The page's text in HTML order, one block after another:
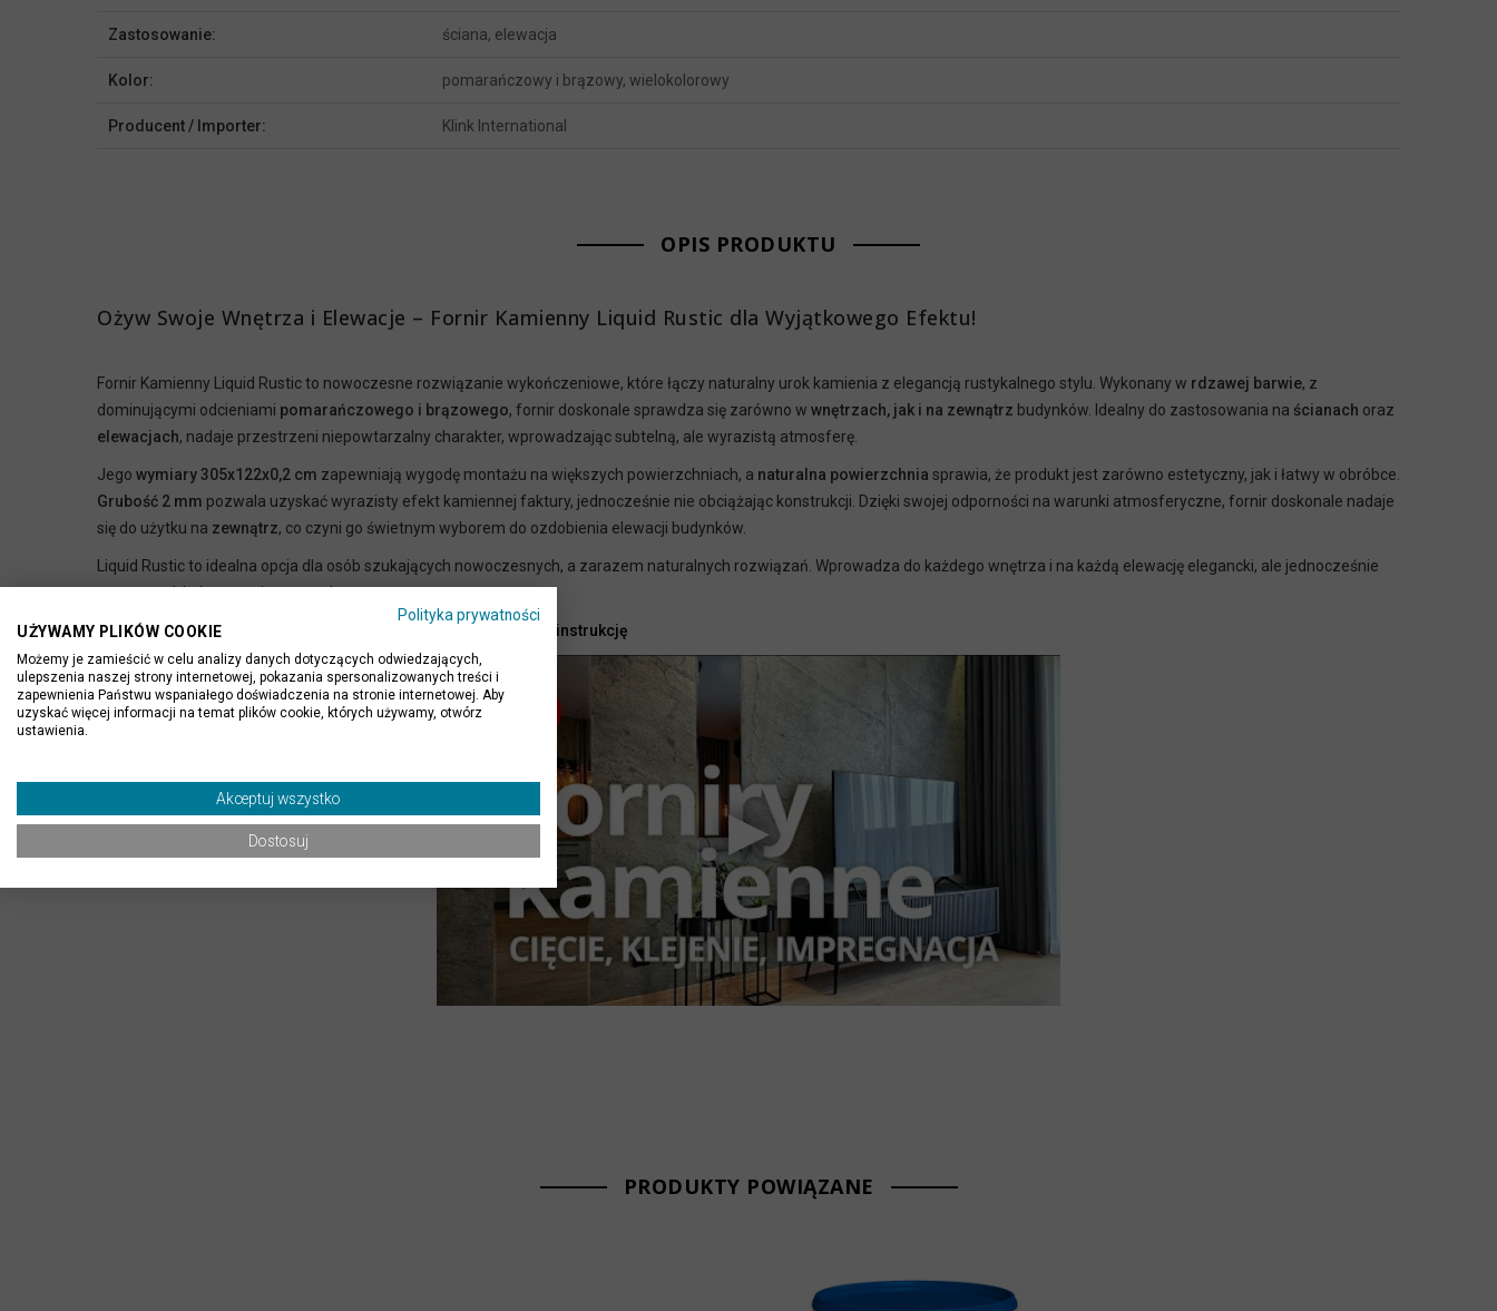
Zastosowanie: ściana, elewacja
Kolor: pomarańczowy i brązowy, wielokolorowy
Producent / Importer: Klink International
OPIS PRODUKTU
Ożyw Swoje Wnętrza i Elewacje – Fornir Kamienny Liquid Rustic dla Wyjątkowego Efektu!
Fornir Kamienny Liquid Rustic to nowoczesne rozwiązanie wykończeniowe, które łączy naturalny urok kamienia z elegancją rustykalnego stylu. Wykonany w rdzawej barwie, z
dominującymi odcieniami pomarańczowego i brązowego, fornir doskonale sprawdza się zarówno w wnętrzach, jak i na zewnątrz budynków. Idealny do zastosowania na ścianach oraz
elewacjach, nadaje przestrzeni niepowtarzalny charakter, wprowadzając subtelną, ale wyrazistą atmosferę.
Jego wymiary 305x122x0,2 cm zapewniają wygodę montażu na większych powierzchniach, a naturalna powierzchnia sprawia, że produkt jest zarówno estetyczny, jak i łatwy w obróbce.
Grubość 2 mm pozwala uzyskać wyrazisty efekt kamiennej faktury, jednocześnie nie obciążając konstrukcji. Dzięki swojej odporności na warunki atmosferyczne, fornir doskonale nadaje
się do użytku na zewnątrz, co czyni go świetnym wyborem do ozdobienia elewacji budynków.
Liquid Rustic to idealna opcja dla osób szukających nowoczesnych, a zarazem naturalnych rozwiązań. Wprowadza do każdego wnętrza i na każdą elewację elegancki, ale jednocześnie
surowy styl, który przyciąga wzrok.
Polecamy zapoznać się z instrukcją do montażu forniru - instrukcję
PRODUKTY POWIĄZANE
Polityka prywatności
UŻYWAMY PLIKÓW COOKIE
Możemy je zamieścić w celu analizy danych dotyczących odwiedzających,
ulepszenia naszej strony internetowej, pokazania spersonalizowanych treści i
zapewnienia Państwu wspaniałego doświadczenia na stronie internetowej. Aby
uzyskać więcej informacji na temat plików cookie, których używamy, otwórz
ustawienia.
Akceptuj wszystko
Dostosuj